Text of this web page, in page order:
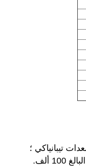
تيبانياكي ؛
ألف.